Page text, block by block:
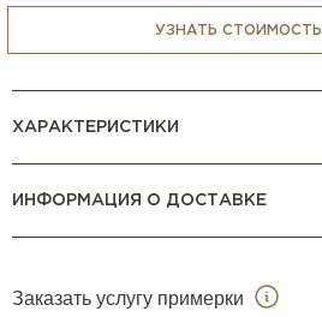
УЗНАТЬ СТОИМОСТЬ
ХАРАКТЕРИСТИКИ
ИНФОРМАЦИЯ О ДОСТАВКЕ
Заказать услугу примерки